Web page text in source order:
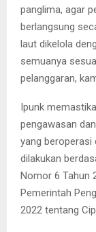
panglima, agar
berlangsung
laut dikelola
semuanya
pelanggaran,
Ipunk
pengawasan
yang beroperasi
dilakukan
Nomor 6 Tahun
Pemerintah
2022 tentang